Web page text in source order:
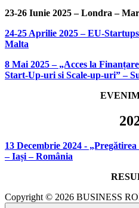
23-26 Iunie 2025 – Londra –
24-25 Aprilie 2025 – EU-
Malta
8 Mai 2025 – „Acces la
Start-Up-uri si Scale-up-uri” –
13 Decembrie 2024 -
– Iași – România
Copyright © 2026 BUSINESS